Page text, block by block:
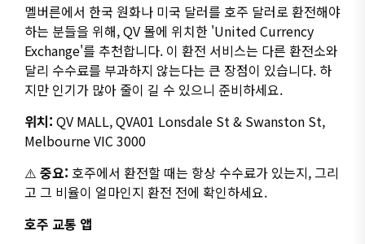
멜버른에서 한국 원화나 미국 달러를 호주 달러로 환전해야
하는 분들을 위해, QV 몰에 위치한 'United Currency
Exchange'를 추천합니다. 이 환전 서비스는 다른 환전소와
달리 수수료를 부과하지 않는다는 큰 장점이 있습니다. 하
지만 인기가 많아 줄이 길 수 있으니 준비하세요.
위치: QV MALL, QVA01 Lonsdale St & Swanston St,
Melbourne VIC 3000
⚠️ 중요: 호주에서 환전할 때는 항상 수수료가 있는지, 그리
고 그 비율이 얼마인지 환전 전에 확인하세요.
호주 교통 앱